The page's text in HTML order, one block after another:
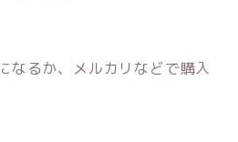
なるか、メルカリなどで購入